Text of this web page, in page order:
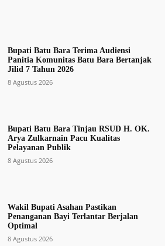
Bupati Batu Bara Terima Audiensi
Panitia Komunitas Batu Bara Bertanjak
Jilid 7 Tahun 2026
8 Agustus 2026
Bupati Batu Bara Tinjau RSUD H. OK.
Arya Zulkarnain Pacu Kualitas
Pelayanan Publik
8 Agustus 2026
Wakil Bupati Asahan Pastikan
Penanganan Bayi Terlantar Berjalan
Optimal
8 Agustus 2026